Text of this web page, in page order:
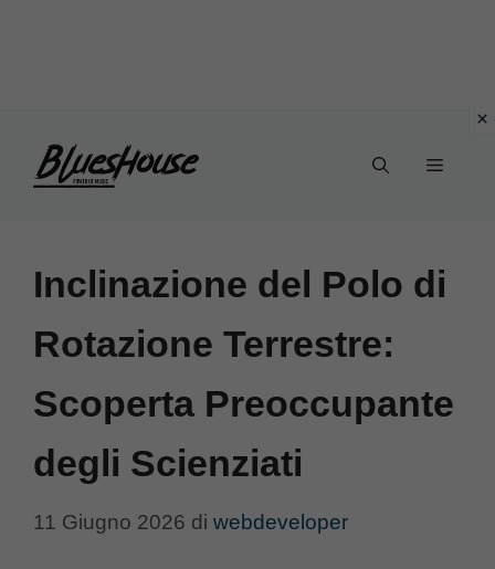
Menu
Inclinazione del Polo di
Rotazione Terrestre:
Scoperta Preoccupante
degli Scienziati
11 Giugno 2026 di webdeveloper